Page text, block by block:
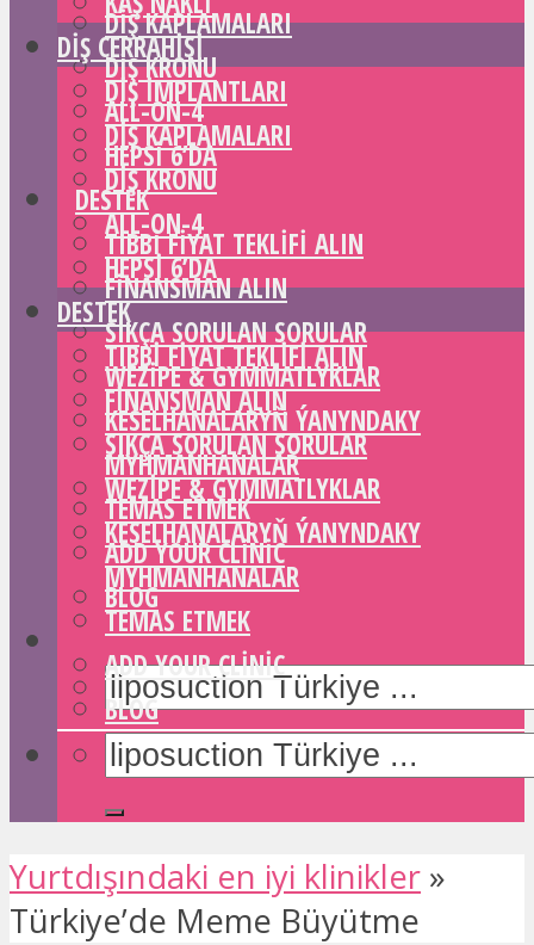
DIŞ KAPLAMALARI
DIŞ KRONU
ALL-ON-4
HEPSI 6’DA
DESTEK
TIBBI FIYAT TEKLIFI ALIN
FINANSMAN ALIN
SIKÇA SORULAN SORULAR
WEZIPE & GYMMATLYKLAR
KESELHANALARYŇ ÝANYNDAKY
MYHMANHANALAR
TEMAS ETMEK
ADD YOUR CLINIC
BLOG
DIŞ CERRAHISI
DIŞ IMPLANTLARI
DIŞ KAPLAMALARI
DIŞ KRONU
ALL-ON-4
HEPSI 6’DA
DESTEK
TIBBI FIYAT TEKLIFI ALIN
FINANSMAN ALIN
SIKÇA SORULAN SORULAR
WEZIPE & GYMMATLYKLAR
KESELHANALARYŇ ÝANYNDAKY
MYHMANHANALAR
TEMAS ETMEK
ADD YOUR CLINIC
BLOG
Yurtdışındaki en iyi klinikler »
Türkiye’de Meme Büyütme